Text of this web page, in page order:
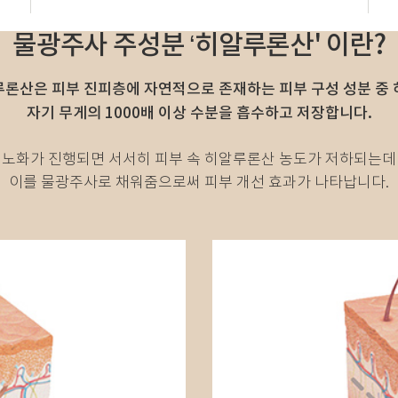
물광주사 주성분 ‘히알루론산' 이란?
론산은 피부 진피층에 자연적으로 존재하는 피부 구성 성분 중
자기 무게의 1000배 이상 수분을 흡수하고 저장합니다.
노화가 진행되면 서서히 피부 속 히알루론산 농도가 저하되는데
이를 물광주사로 채워줌으로써 피부 개선 효과가 나타납니다.